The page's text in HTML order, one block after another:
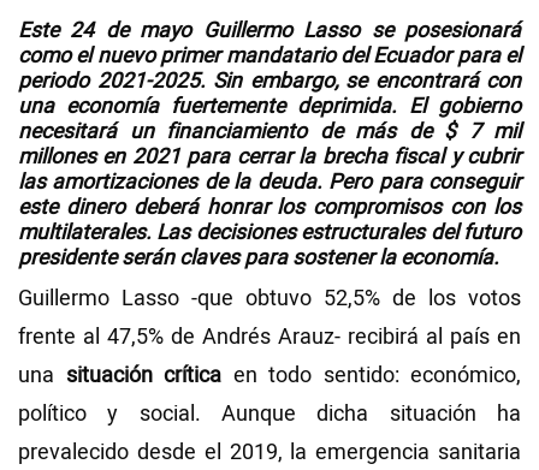
Videos
NEWSLETTERS
Este 24 de mayo Guillermo Lassose posesionará
como el nuevo primer mandatario del Ecuador para el
periodo 2021-2025. Sin embargo, se encontrará con
una economía fuertemente deprimida. El gobierno
necesitará un financiamiento de más de $ 7 mil
millonesen 2021 para cerrar la brecha fiscal y cubrir
las amortizaciones de la deuda. Pero para conseguir
este dinero deberá honrar los compromisoscon los
multilaterales. Lasdecisiones estructuralesdel futuro
presidente serán claves para sostener la economía.
Guillermo Lasso -que obtuvo 52,5% de los votos
frente al 47,5% de Andrés Arauz- recibirá al país en
una situación crítica en todo sentido: económico,
político y social. Aunque dicha situación ha
prevalecido desde el 2019, la emergencia sanitaria